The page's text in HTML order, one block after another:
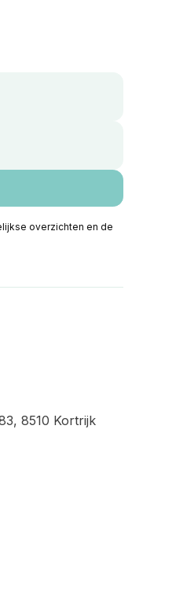
overzichten en de
8510 Kortrijk